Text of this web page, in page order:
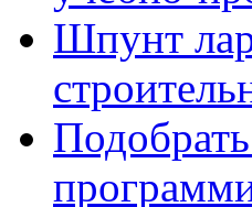
Шпунт